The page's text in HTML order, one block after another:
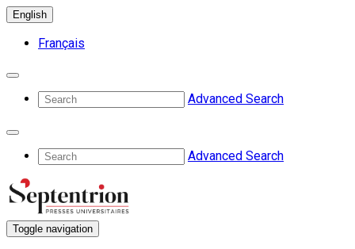
English
Français
Advanced Search
Advanced Search
Toggle navigation